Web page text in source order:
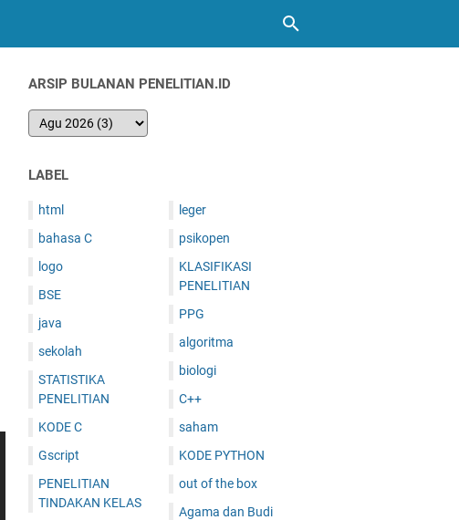
ARSIP BULANAN PENELITIAN.ID
LABEL
html
bahasa C
logo
BSE
java
sekolah
STATISTIKA
PENELITIAN
KODE C
Gscript
PENELITIAN
TINDAKAN KELAS
leger
psikopen
KLASIFIKASI
PENELITIAN
PPG
algoritma
biologi
C++
saham
KODE PYTHON
out of the box
Agama dan Budi